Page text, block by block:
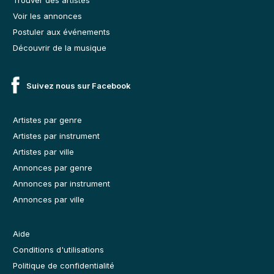
Voir les annonces
Postuler aux événements
Découvrir de la musique
Suivez nous sur Facebook
Artistes par genre
Artistes par instrument
Artistes par ville
Annonces par genre
Annonces par instrument
Annonces par ville
Aide
Conditions d'utilisations
Politique de confidentialité